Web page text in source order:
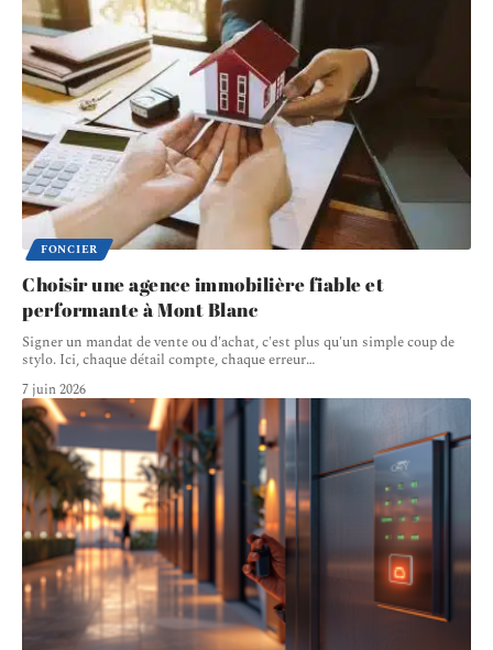
FONCIER
Choisir une agence immobilière fiable et
performante à Mont Blanc
Signer un mandat de vente ou d'achat, c'est plus qu'un simple coup de
stylo. Ici, chaque détail compte, chaque erreur…
7 juin 2026